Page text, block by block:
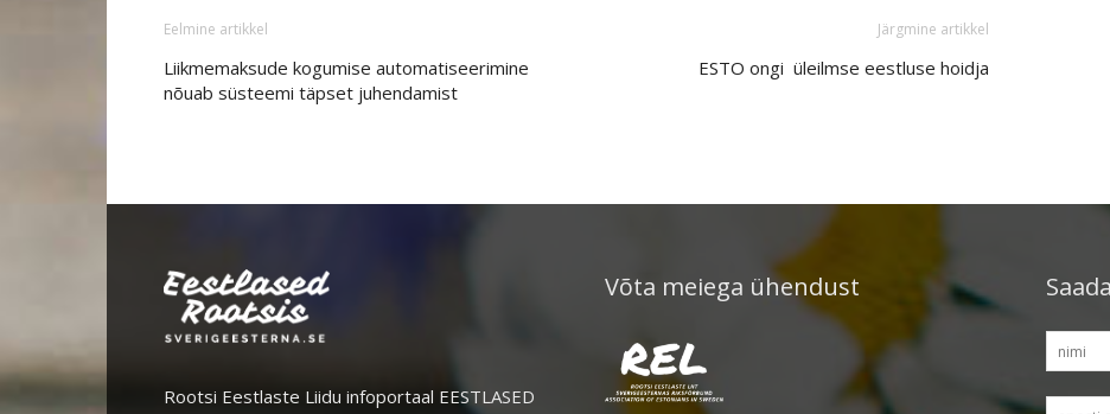
Eelmine artikkel
Liikmemaksude kogumise automatiseerimine
nõuab süsteemi täpset juhendamist
Järgmine artikkel
ESTO ongi üleilmse eestluse hoidja
Rootsi Eestlaste Liidu infoportaal EESTLASED
Võta meiega ühendust